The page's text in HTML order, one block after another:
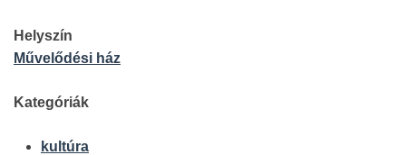
Helyszín
Művelődési ház
Kategóriák
kultúra